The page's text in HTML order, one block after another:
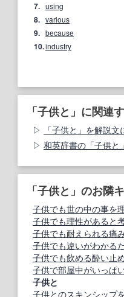
7. using
8. various
9. because
10.industry
「子供と」に関連
「子供と」を解説
和英辞書の「子供と
「子供と」のお隣
子供でも世の中の事を
子供でも理性があると
子供でも耐えられる痛
子供でも違いがわかるだ
子供でも飲める酔い止
子供で部屋中がいっぱ
子供と
子供とのスキンシップ